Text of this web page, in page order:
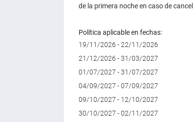
de la primera noche en caso de
Política aplicable en fechas:
19/11/2026 - 22/11/2026
21/12/2026 - 31/03/2027
01/07/2027 - 31/07/2027
04/09/2027 - 07/09/2027
09/10/2027 - 12/10/2027
30/10/2027 - 02/11/2027